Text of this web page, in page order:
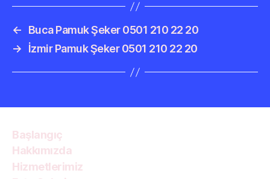
←
Buca Pamuk Şeker 0501 210 22 20
→
İzmir Pamuk Şeker 0501 210 22 20
Başlangıç
Hakkımızda
Hizmetlerimiz